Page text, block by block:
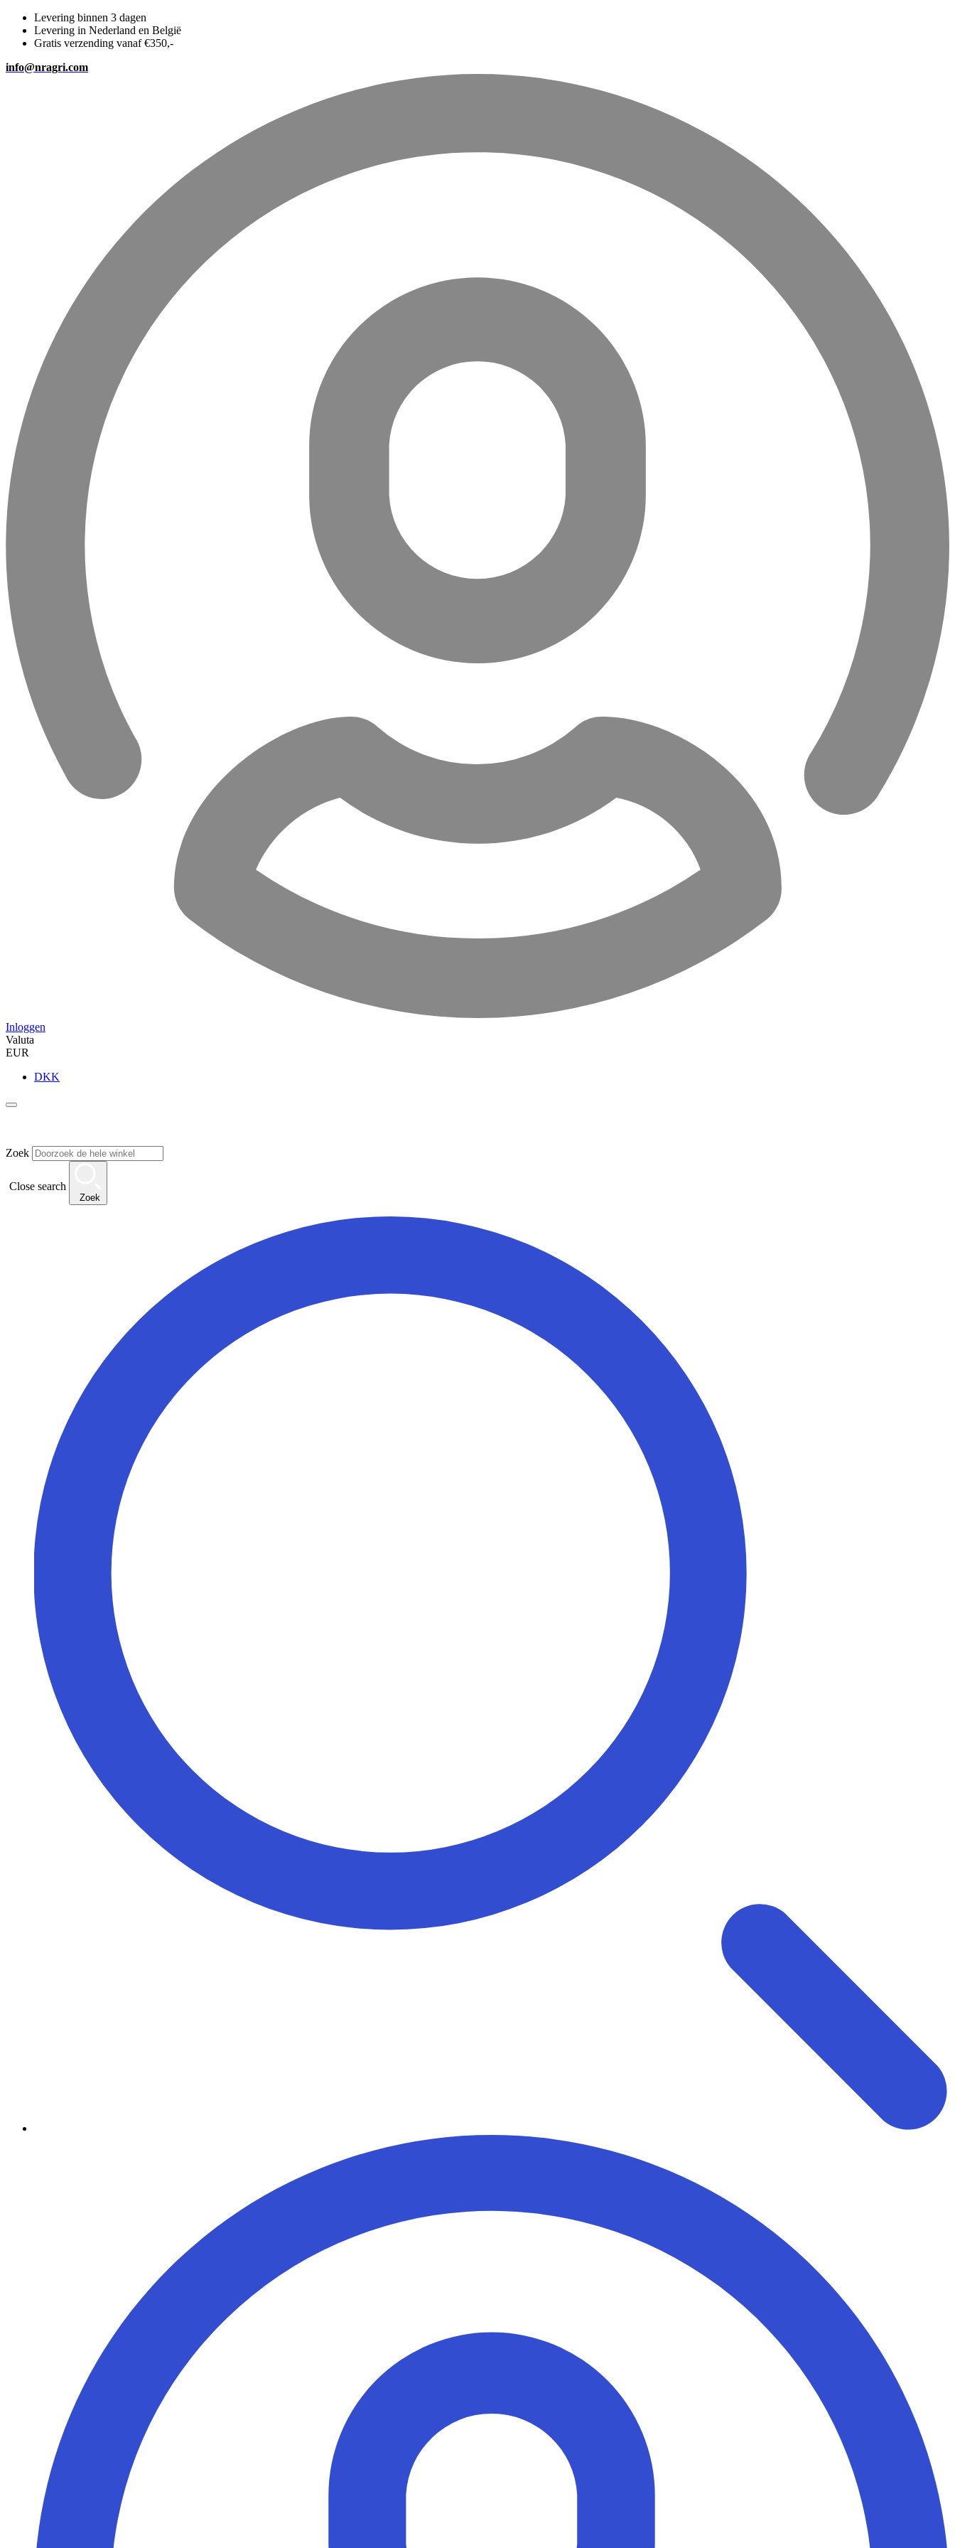
Levering binnen 3 dagen
Levering in Nederland en België
Gratis verzending vanaf €350,-
info@nragri.com
Inloggen
Valuta
EUR
DKK
Zoek
Close search
Zoek